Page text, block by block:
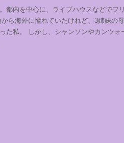
都内を中心に、ライブハウスなどでフ
ら海外に憧れていたけれど、3姉妹の
た私。 しかし、シャンソンやカンツ